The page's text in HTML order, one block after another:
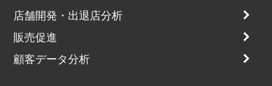
店舗開発・出退店分析
販売促進
顧客データ分析